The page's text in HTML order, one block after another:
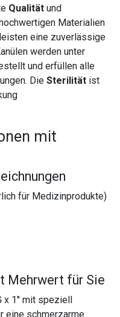
Qualität und
Materialien
eine zuverlässige
werden unter
und erfüllen alle
DieSterilität ist
mit
für Medizinprodukte)
Mehrwert für Sie
x 1'' mit speziell
eine schmerzarme